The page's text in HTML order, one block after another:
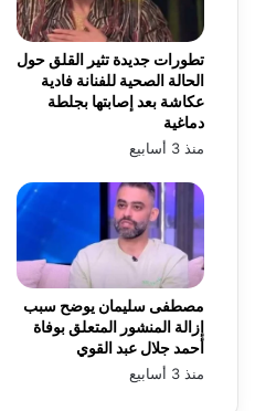
تطورات جديدة تثير القلق حول
الحالة الصحية للفنانة فادية
عكاشة بعد إصابتها بجلطة
دماغية
منذ 3 أسابيع
مصطفى سليمان يوضح سبب
إزالة المنشور المتعلق بوفاة
أحمد جلال عبد القوي
منذ 3 أسابيع